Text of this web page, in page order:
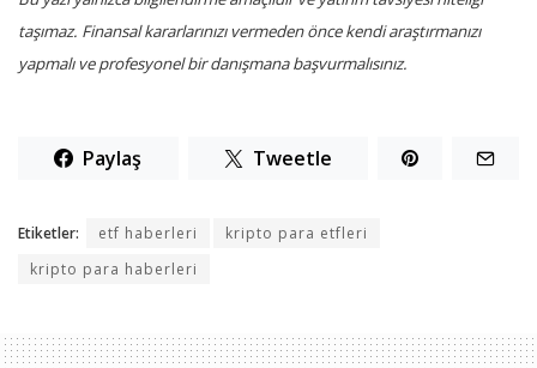
taşımaz. Finansal kararlarınızı vermeden önce kendi araştırmanızı
yapmalı ve profesyonel bir danışmana başvurmalısınız.
Paylaş Tweetle
Etiketler: etf haberleri
kripto para etfleri
kripto para haberleri